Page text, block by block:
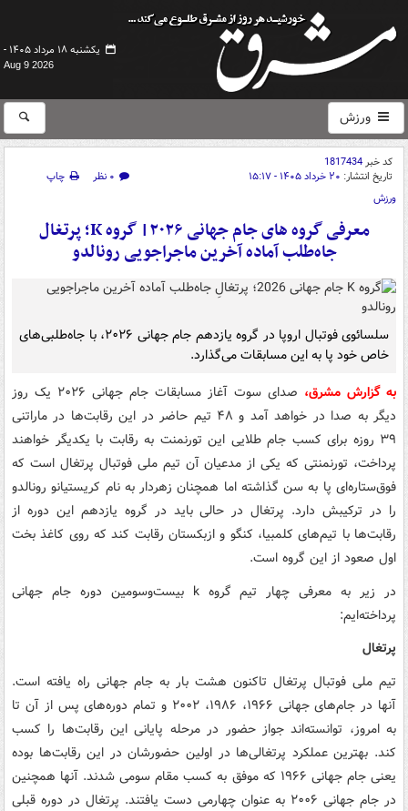
یکشنبه ۱۸ مرداد ۱۴۰۵ -
Aug 9 2026
ورزش
کد خبر1817434
تاریخ انتشار: ۲۰ خرداد ۱۴۰۵ - ۱۵:۱۷ ۰ نظر
چاپ
ورزش
معرفی گروه های جام جهانی ۲۰۲۶| گروه K؛ پرتغال
جاه‌طلب آماده آخرین ماجراجویی رونالدو
سلسائوی فوتبال اروپا در گروه یازدهم جام جهانی ۲۰۲۶، با جاه‌طلبی‌های
خاص خود پا به این مسابقات می‌گذارد.
به گزارش مشرق،
صدای سوت آغاز مسابقات جام جهانی ۲۰۲۶ یک روز
دیگر به صدا در خواهد آمد و ۴۸ تیم حاضر در این رقابت‌ها در ماراتنی
۳۹ روزه برای کسب جام طلایی این تورنمنت به رقابت با یکدیگر خواهند
پرداخت، تورنمنتی که یکی از مدعیان آن تیم ملی فوتبال پرتغال است که
فوق‌ستاره‌ای پا به سن گذاشته اما همچنان زهردار به نام کریستیانو رونالدو
را در ترکیبش دارد. پرتغال در حالی باید در گروه یازدهم این دوره از
رقابت‌ها با تیم‌های کلمبیا، کنگو و ازبکستان رقابت کند که روی کاغذ بخت
اول صعود از این گروه است.
در زیر به معرفی چهار تیم گروه k بیست‌وسومین دوره جام جهانی
پرداخته‌ایم:
پرتغال
تیم ملی فوتبال پرتغال تاکنون هشت بار به جام جهانی راه یافته است.
آنها در جام‌های جهانی ۱۹۶۶، ۱۹۸۶، ۲۰۰۲ و تمام دوره‌های پس از آن تا
به امروز، توانسته‌اند جواز حضور در مرحله پایانی این رقابت‌ها را کسب
کند. بهترین عملکرد پرتغالی‌ها در اولین حضورشان در این رقابت‌ها بوده
یعنی جام جهانی ۱۹۶۶ که موفق به کسب مقام سومی شدند. آنها همچنین
در جام جهانی ۲۰۰۶ به عنوان چهارمی دست یافتند. پرتغال در دوره قبلی